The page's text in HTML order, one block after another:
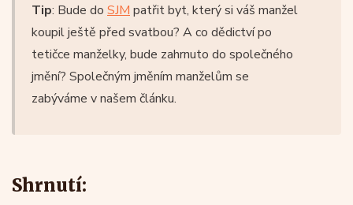
Tip: Bude do SJM patřit byt, který si váš manžel
koupil ještě před svatbou? A co dědictví po
tetičce manželky, bude zahrnuto do společného
jmění? Společným jměním manželům se
zabýváme v našem článku.
Shrnutí: